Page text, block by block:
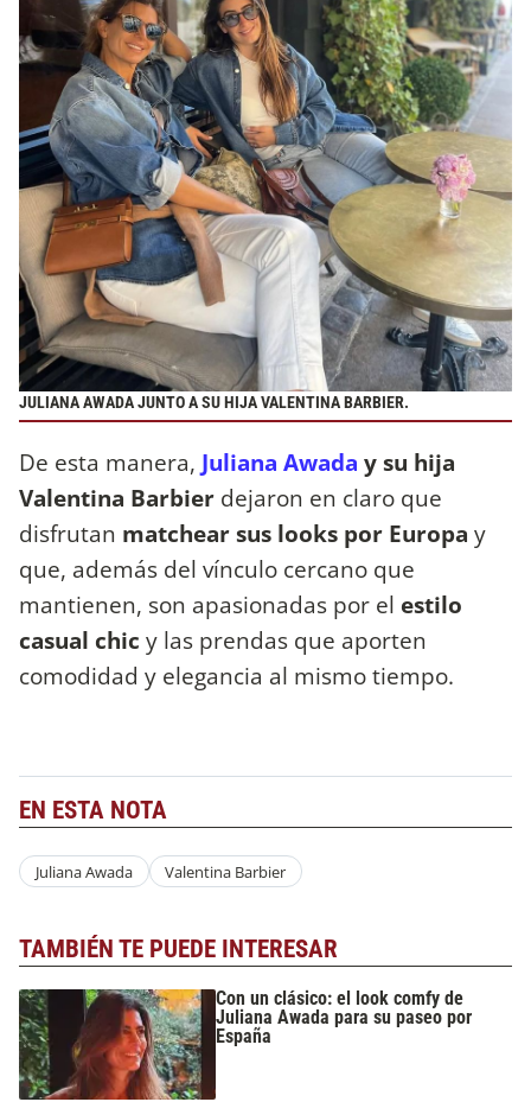
JULIANA AWADA JUNTO A SU HIJA VALENTINA BARBIER.
De esta manera, Juliana Awada y su hija
Valentina Barbier dejaron en claro que
disfrutan matchear sus looks por Europa y
que, además del vínculo cercano que
mantienen, son apasionadas por el estilo
casual chic y las prendas que aporten
comodidad y elegancia al mismo tiempo.
EN ESTA NOTA
Juliana Awada Valentina Barbier
TAMBIÉN TE PUEDE INTERESAR
Con un clásico: el look comfy de
Juliana Awada para su paseo por
España